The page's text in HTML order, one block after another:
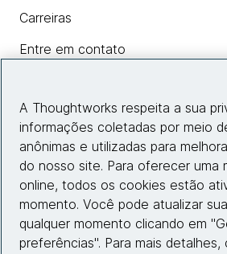
Carreiras
Entre em contato
Insights
Informações do site
Entre em
A Thoughtworks respeita a sua
informações coletadas por meio
anônimas e utilizadas para
do nosso site. Para oferecer uma
online, todos os cookies estão
momento. Você pode atualizar
qualquer momento clicando em
preferências". Para mais